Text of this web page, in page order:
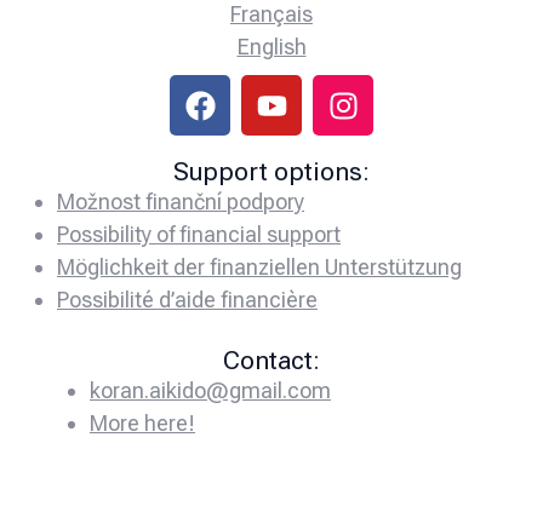
Français
English
Support options:
Možnost finanční podpory
Possibility of financial support
Möglichkeit der finanziellen Unterstützung
Possibilité d’aide financière
Contact:
koran.aikido@gmail.com
More here!